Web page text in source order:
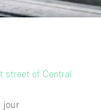
street of Central
jour